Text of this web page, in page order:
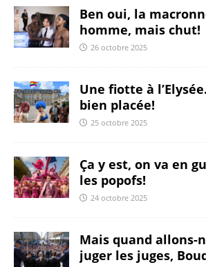
Ben oui, la
homme, mais chut!
26 octobre 2025
Une fiotte à
bien placée!
25 octobre 2025
Ça y est, on va en
les popofs!
24 octobre 2025
Mais quand allons-
juger les juges,